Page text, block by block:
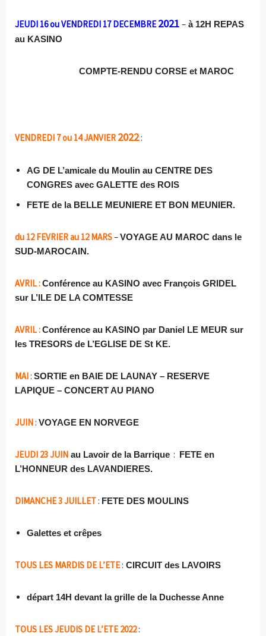
JEUDI 16 ou VENDREDI 17 DECEMBRE2021 – à 12H REPAS
au KASINO
COMPTE-RENDU CORSE et MAROC
VENDREDI 7 ou 14 JANVIER 2022:
AG DE L’amicale du Moulin au CENTRE DES
CONGRES avec GALETTE des ROIS
FETE de la BELLE MEUNIERE ET BON MEUNIER.
du 12 FEVRIER au 12 MARS–VOYAGE AU MAROC dans le
SUD-MAROCAIN.
AVRIL :Conférence au KASINO avec François GRIDEL
sur L’ILE DE LA COMTESSE
AVRIL :Conférence au KASINO par Daniel LE MEUR sur
les TRESORS de L’EGLISE DE St KE.
MAI : SORTIE en BAIE DE LAUNAY – RESERVE
LAPIQUE – CONCERT AU PIANO
JUIN : VOYAGE EN NORVEGE
JEUDI 23 JUIN au Lavoir de la Barrique : FETE en
L’HONNEUR des LAVANDIERES.
DIMANCHE 3 JUILLET : FETE DES MOULINS
Galettes et crêpes
TOUS LES MARDIS DE L’ETE: CIRCUIT des LAVOIRS
départ 14H devant la grille de la Duchesse Anne
TOUS LES JEUDIS DE L’ETE 2022: